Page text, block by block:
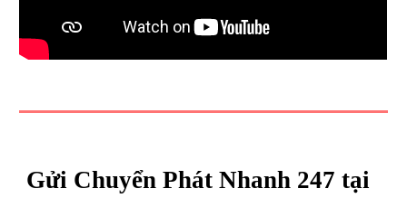
Gửi Chuyển Phát Nhanh 247 tại